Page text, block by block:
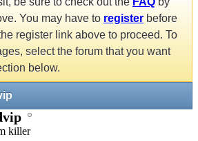
You may have to register before
register link above to proceed. To
select the forum that you want
below.
killer